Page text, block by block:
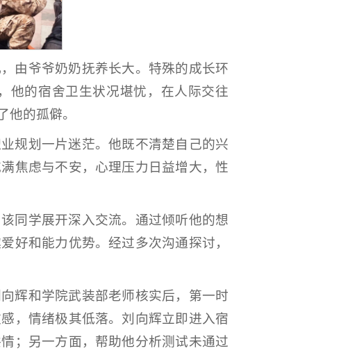
由爷爷奶奶抚养长大。特殊的成长环
他的宿舍卫生状况堪忧，在人际交往
他的孤僻。
规划一片迷茫。他既不清楚自己的兴
焦虑与不安，心理压力日益增大，性
同学展开深入交流。通过倾听他的想
好和能力优势。经过多次沟通探讨，
辉和学院武装部老师核实后，第一时
，情绪极其低落。刘向辉立即进入宿
；另一方面，帮助他分析测试未通过